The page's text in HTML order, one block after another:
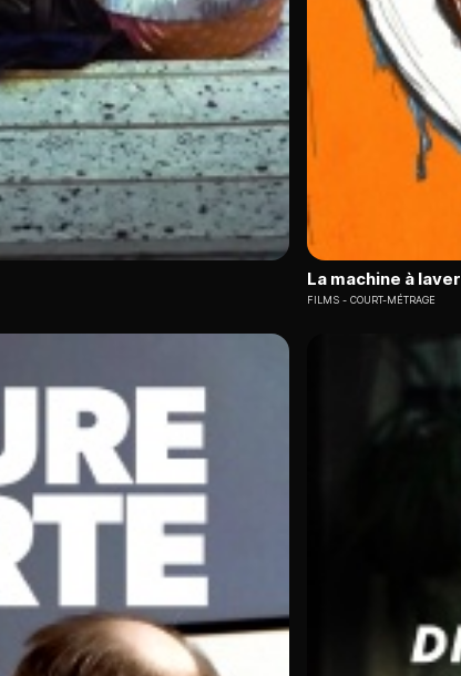
La machine à laver
FILMS COURT-MÉTRAGE